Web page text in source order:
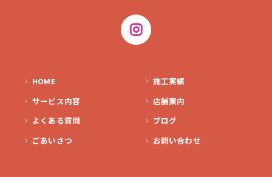
HOME
サービス内容
よくある質問
ごあいさつ
施工実績
店舗案内
ブログ
お問い合わせ